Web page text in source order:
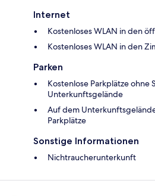
Internet
Kostenloses WLAN in den
Kostenloses WLAN in den
Parken
Kostenlose Parkplätze ohne
Unterkunftsgelände
Auf dem
Parkplätze
Sonstige Informationen
Nichtraucherunterkunft